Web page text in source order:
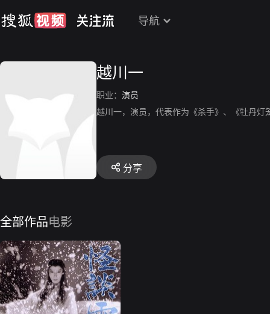
导航
越川一
职业： 演员
越川一，演员，代表作为《杀手》、《牡丹灯
分享
全部作品电影